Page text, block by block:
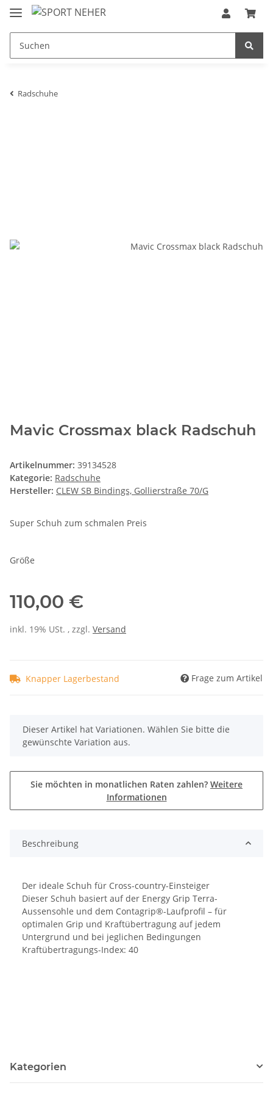
Radschuhe
Mavic Crossmax black Radschuh
Artikelnummer: 39134528
Kategorie: Radschuhe
Hersteller: CLEW SB Bindings, Gollierstraße 70/G
Super Schuh zum schmalen Preis
Größe
110,00 €
inkl. 19% USt. , zzgl. Versand
Knapper Lagerbestand Frage zum Artikel
x
Dieser Artikel hat Variationen. Wählen Sie bitte die
gewünschte Variation aus.
Sie möchten in monatlichen Raten zahlen? Weitere
Informationen
Beschreibung
Der ideale Schuh für Cross-country-Einsteiger
Dieser Schuh basiert auf der Energy Grip Terra-
Aussensohle und dem Contagrip®-Laufprofil – für
optimalen Grip und Kraftübertragung auf jedem
Untergrund und bei jeglichen Bedingungen
Kraftübertragungs-Index: 40
Kategorien